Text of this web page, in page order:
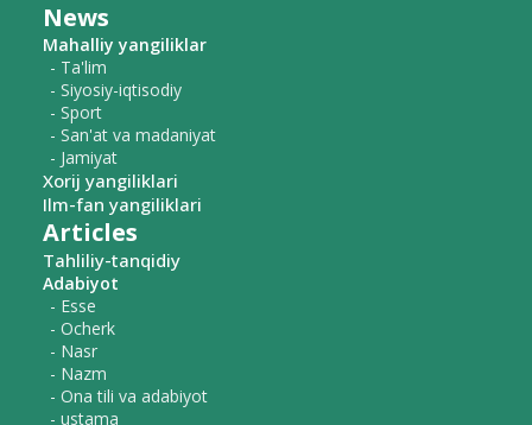
News
Mahalliy yangiliklar
- Ta'lim
- Siyosiy-iqtisodiy
- Sport
- San'at va madaniyat
- Jamiyat
Xorij yangiliklari
Ilm-fan yangiliklari
Articles
Tahliliy-tanqidiy
Adabiyot
- Esse
- Ocherk
- Nasr
- Nazm
- Ona tili va adabiyot
- ustama